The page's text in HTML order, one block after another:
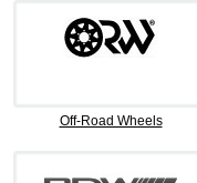
Off-Road Wheels